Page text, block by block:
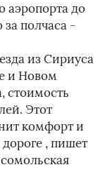
аэропорта до
полчаса -
из Сириуса
и Новом
стоимость
Этот
комфорт и
, пишет